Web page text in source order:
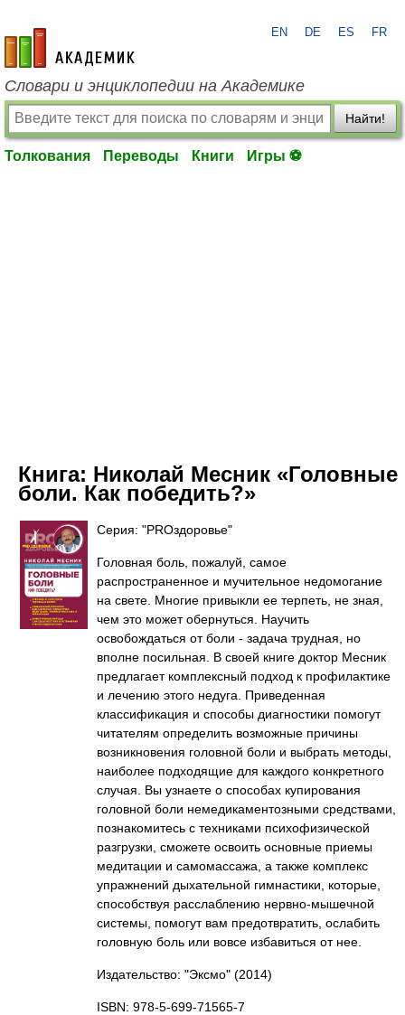
academic.ru
EN DE ES FR
Словари и энциклопедии на Академике
Найти!
Толкования Переводы Книги Игры ⚽
Книга: Николай Месник «Головные
боли. Как победить?»
Серия: "PROздоровье"
Головная боль, пожалуй, самое
распространенное и мучительное недомогание
на свете. Многие привыкли ее терпеть, не зная,
чем это может обернуться. Научить
освобождаться от боли - задача трудная, но
вполне посильная. В своей книге доктор Месник
предлагает комплексный подход к профилактике
и лечению этого недуга. Приведенная
классификация и способы диагностики помогут
читателям определить возможные причины
возникновения головной боли и выбрать методы,
наиболее подходящие для каждого конкретного
случая. Вы узнаете о способах купирования
головной боли немедикаментозными средствами,
познакомитесь с техниками психофизической
разгрузки, сможете освоить основные приемы
медитации и самомассажа, а также комплекс
упражнений дыхательной гимнастики, которые,
способствуя расслаблению нервно-мышечной
системы, помогут вам предотвратить, ослабить
головную боль или вовсе избавиться от нее.
Издательство: "Эксмо" (2014)
ISBN: 978-5-699-71565-7